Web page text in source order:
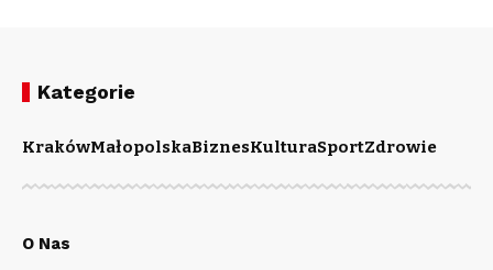
Kategorie
KrakówMałopolskaBiznesKulturaSportZdrowie
O Nas